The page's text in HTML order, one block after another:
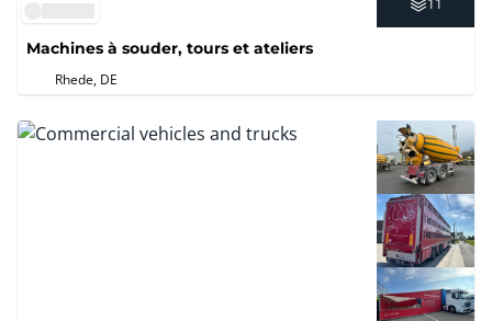
Machines à souder, tours et ateliers
Rhede, DE